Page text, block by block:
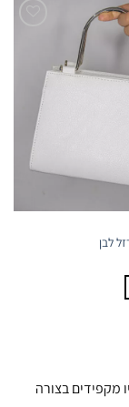
לבן
מקפידים בצורה